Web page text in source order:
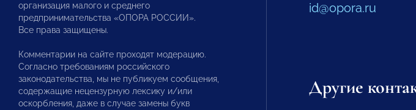
организация малого и среднего
предпринимательства «ОПОРА РОССИИ».
Все права защищены.
Комментарии на сайте проходят модерацию.
Согласно требованиям российского
законодательства, мы не публикуем сообщения,
содержащие нецензурную лексику и/или
оскорбления, даже в случае замены букв
id@opora.ru
Другие